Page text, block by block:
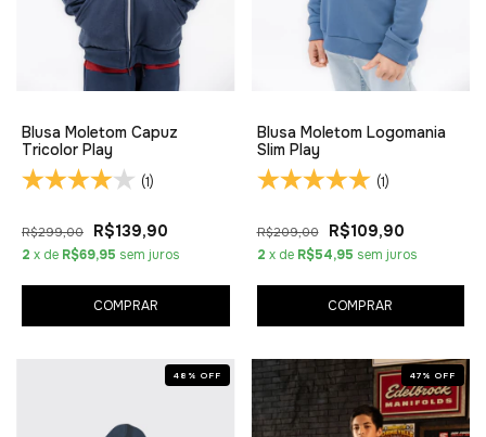
Blusa Moletom Capuz
Tricolor Play
(1)
R$299,00 R$139,90
2 x de R$69,95 sem juros
COMPRAR
Blusa Moletom Logomania
Slim Play
(1)
R$209,00 R$109,90
2 x de R$54,95 sem juros
COMPRAR
48 % OFF 47 % OFF